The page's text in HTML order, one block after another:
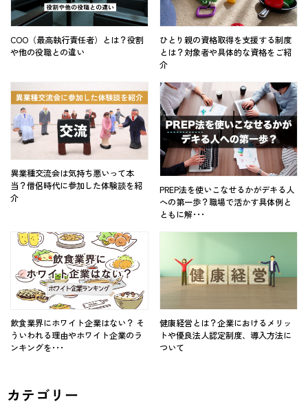
COO（最高執行責任者）とは？役割
や他の役職との違い
ひとり親の資格取得を支援する制度
とは？対象者や具体的な資格をご紹
介
異業種交流会は気持ち悪いって本
当？僧侶時代に参加した体験談を紹
介
PREP法を使いこなせるかがデキる人
への第一歩？職場で活かす具体例と
ともに解･･･
飲食業界にホワイト企業はない？ そ
ういわれる理由やホワイト企業のラ
ンキングを･･･
健康経営とは？企業におけるメリッ
トや優良法人認定制度、導入方法に
ついて
カテゴリー